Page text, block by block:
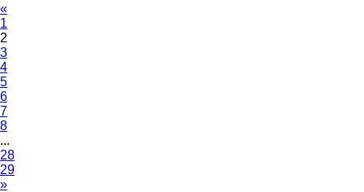
«
1
2
3
4
5
6
7
8
...
28
29
»